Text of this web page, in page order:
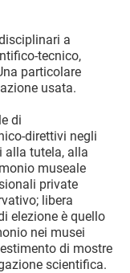
a
tecnico,
particolare
usata.
di
direttivi negli
alla tutela, alla
museale
private
libera
elezione è quello
nei musei
di mostre
scientifica.